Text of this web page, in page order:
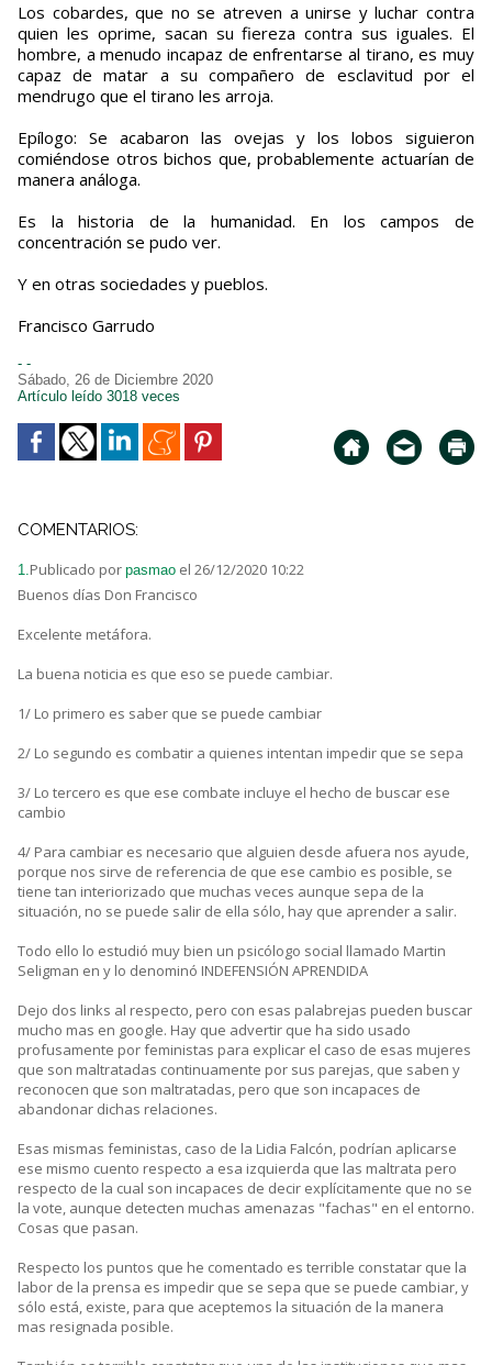
Los cobardes, que no se atreven a unirse y luchar contra
quien les oprime, sacan su fiereza contra sus iguales. El
hombre, a menudo incapaz de enfrentarse al tirano, es muy
capaz de matar a su compañero de esclavitud por el
mendrugo que el tirano les arroja.
Epílogo: Se acabaron las ovejas y los lobos siguieron
comiéndose otros bichos que, probablemente actuarían de
manera análoga.
Es la historia de la humanidad. En los campos de
concentración se pudo ver.
Y en otras sociedades y pueblos.
Francisco Garrudo
- -
Sábado, 26 de Diciembre 2020
Artículo leído 3018 veces
COMENTARIOS:
1.Publicado por pasmao el 26/12/2020 10:22
Buenos días Don Francisco
Excelente metáfora.
La buena noticia es que eso se puede cambiar.
1/ Lo primero es saber que se puede cambiar
2/ Lo segundo es combatir a quienes intentan impedir que se sepa
3/ Lo tercero es que ese combate incluye el hecho de buscar ese
cambio
4/ Para cambiar es necesario que alguien desde afuera nos ayude,
porque nos sirve de referencia de que ese cambio es posible, se
tiene tan interiorizado que muchas veces aunque sepa de la
situación, no se puede salir de ella sólo, hay que aprender a salir.
Todo ello lo estudió muy bien un psicólogo social llamado Martin
Seligman en y lo denominó INDEFENSIÓN APRENDIDA
Dejo dos links al respecto, pero con esas palabrejas pueden buscar
mucho mas en google. Hay que advertir que ha sido usado
profusamente por feministas para explicar el caso de esas mujeres
que son maltratadas continuamente por sus parejas, que saben y
reconocen que son maltratadas, pero que son incapaces de
abandonar dichas relaciones.
Esas mismas feministas, caso de la Lidia Falcón, podrían aplicarse
ese mismo cuento respecto a esa izquierda que las maltrata pero
respecto de la cual son incapaces de decir explícitamente que no se
la vote, aunque detecten muchas amenazas "fachas" en el entorno.
Cosas que pasan.
Respecto los puntos que he comentado es terrible constatar que la
labor de la prensa es impedir que se sepa que se puede cambiar, y
sólo está, existe, para que aceptemos la situación de la manera
mas resignada posible.